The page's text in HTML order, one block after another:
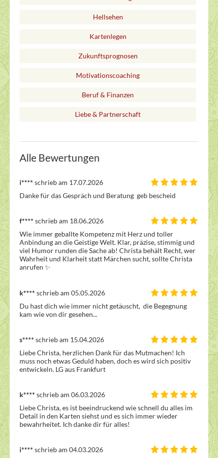
Hellsehen
Kartenlegen
Zukunftsprognosen
Motivationscoaching
Beruf & Finanzen
Liebe & Partnerschaft
Alle Bewertungen
i**** schrieb am 17.07.2026
Danke für das Gespräch und Beratung  geb bescheid
f**** schrieb am 18.06.2026
Wie immer geballte Kompetenz mit Herz und toller
Anbindung an die Geistige Welt. Klar, präzise, stimmig und
viel Humor runden die Sache ab! Christa behält Recht, wer
Wahrheit und Klarheit statt Märchen sucht, sollte Christa
anrufen ✨
k**** schrieb am 05.05.2026
Du hast dich wie immer nicht getäuscht,  die Begegnung
kam wie von dir gesehen...
s**** schrieb am 15.04.2026
Liebe Christa, herzlichen Dank für das Mutmachen! Ich
muss noch etwas Geduld haben, doch es wird sich positiv
entwickeln. LG aus Frankfurt
k**** schrieb am 06.03.2026
Liebe Christa, es ist beeindruckend wie schnell du alles im
Detail in den Karten siehst und es sich immer wieder
bewahrheitet. Ich danke dir für alles!
i**** schrieb am 04.03.2026